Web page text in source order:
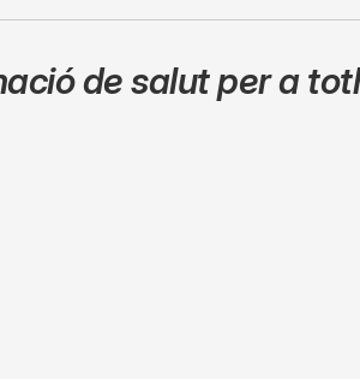
de salut per a